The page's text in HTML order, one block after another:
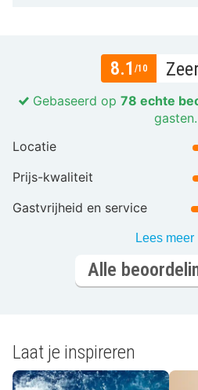
8.1 /10
Gebaseerd op 78 echte
gasten.
Locatie
Prijs-kwaliteit
Gastvrijheid en service
Lees meer
Alle
Laat je inspireren